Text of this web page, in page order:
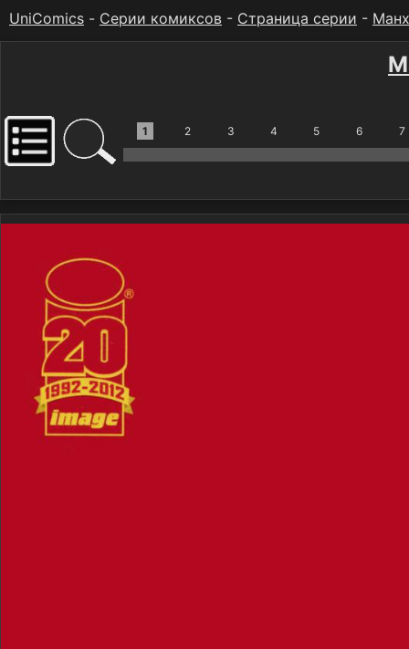
UniComics - Серии комиксов - Страница серии -
1 2 3 4 5 6 7